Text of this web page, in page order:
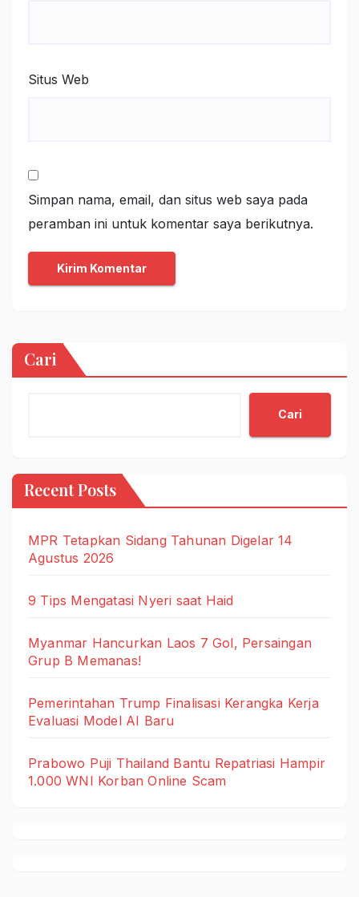
Situs Web
Simpan nama, email, dan situs web saya pada
peramban ini untuk komentar saya berikutnya.
Cari
Cari
Recent Posts
MPR Tetapkan Sidang Tahunan Digelar 14
Agustus 2026
9 Tips Mengatasi Nyeri saat Haid
Myanmar Hancurkan Laos 7 Gol, Persaingan
Grup B Memanas!
Pemerintahan Trump Finalisasi Kerangka Kerja
Evaluasi Model AI Baru
Prabowo Puji Thailand Bantu Repatriasi Hampir
1.000 WNI Korban Online Scam